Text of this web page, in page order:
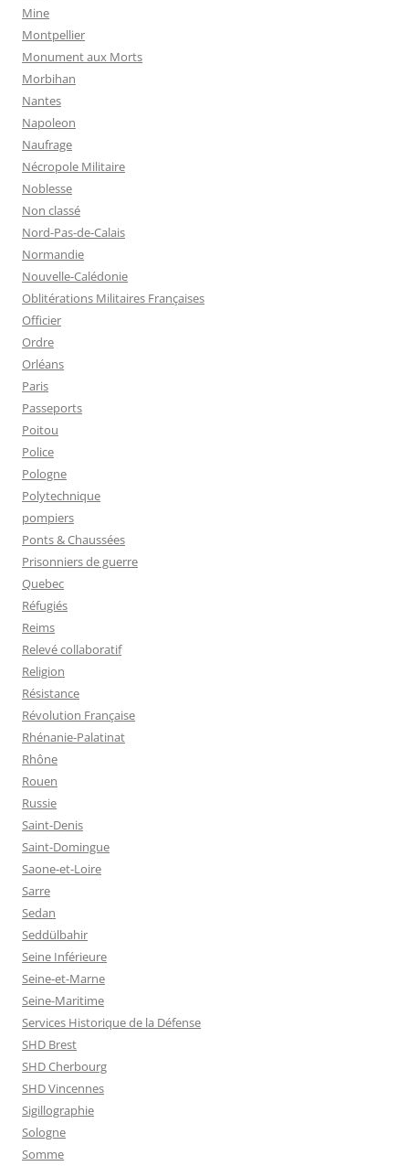
Mine
Montpellier
Monument aux Morts
Morbihan
Nantes
Napoleon
Naufrage
Nécropole Militaire
Noblesse
Non classé
Nord-Pas-de-Calais
Normandie
Nouvelle-Calédonie
Oblitérations Militaires Françaises
Officier
Ordre
Orléans
Paris
Passeports
Poitou
Police
Pologne
Polytechnique
pompiers
Ponts & Chaussées
Prisonniers de guerre
Quebec
Réfugiés
Reims
Relevé collaboratif
Religion
Résistance
Révolution Française
Rhénanie-Palatinat
Rhône
Rouen
Russie
Saint-Denis
Saint-Domingue
Saone-et-Loire
Sarre
Sedan
Seddülbahir
Seine Inférieure
Seine-et-Marne
Seine-Maritime
Services Historique de la Défense
SHD Brest
SHD Cherbourg
SHD Vincennes
Sigillographie
Sologne
Somme